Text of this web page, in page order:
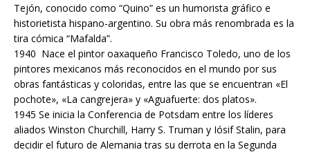
Tejón, conocido como “Quino” es un humorista gráfico e
historietista hispano-argentino. Su obra más renombrada es la
tira cómica “Mafalda”.
1940 Nace el pintor oaxaqueño Francisco Toledo, uno de los
pintores mexicanos más reconocidos en el mundo por sus
obras fantásticas y coloridas, entre las que se encuentran «El
pochote», «La cangrejera» y «Aguafuerte: dos platos».
1945 Se inicia la Conferencia de Potsdam entre los líderes
aliados Winston Churchill, Harry S. Truman y Iósif Stalin, para
decidir el futuro de Alemania tras su derrota en la Segunda